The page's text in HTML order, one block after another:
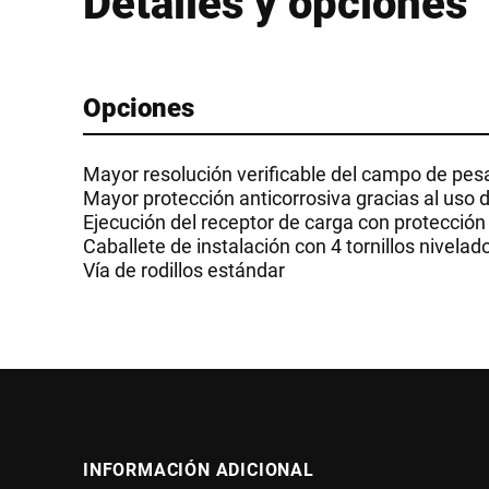
Opciones
Mayor resolución verificable del campo de
Mayor protección anticorrosiva gracias al uso
Ejecución del receptor de carga con
Caballete de instalación con 4 tornillos
Vía de rodillos estándar
INFORMACIÓN ADICIONAL